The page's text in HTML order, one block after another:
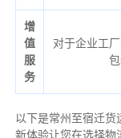
增
值
服
务
对于企业工
以下是常州至宿迁
新体验让您在选择物